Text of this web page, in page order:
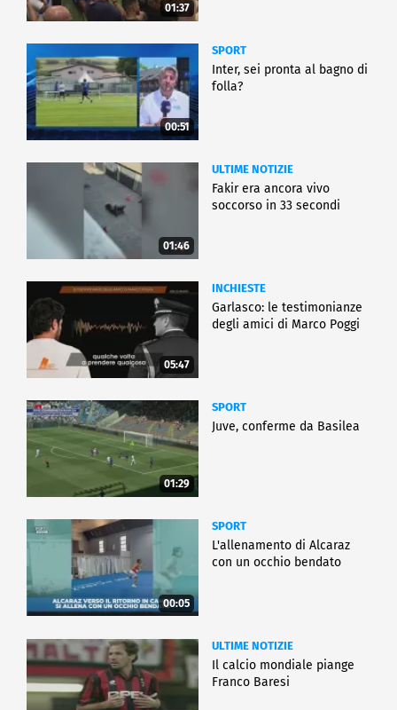
01:37
00:51
SPORT
Inter, sei pronta al bagno di
folla?
01:46
ULTIME NOTIZIE
Fakir era ancora vivo
soccorso in 33 secondi
05:47
INCHIESTE
Garlasco: le testimonianze
degli amici di Marco Poggi
01:29
SPORT
Juve, conferme da Basilea
00:05
SPORT
L'allenamento di Alcaraz
con un occhio bendato
ULTIME NOTIZIE
Il calcio mondiale piange
Franco Baresi